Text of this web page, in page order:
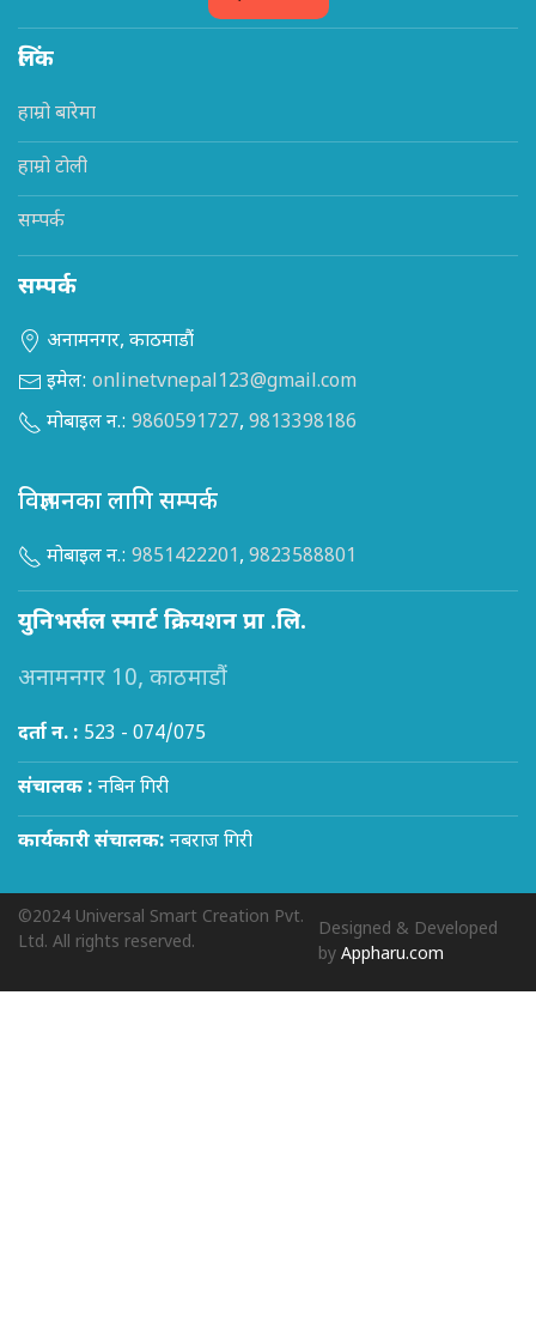
लिंक
हाम्रो बारेमा
हाम्रो टोली
सम्पर्क
सम्पर्क
अनामनगर, काठमाडौं
इमेल: onlinetvnepal123@gmail.com
मोबाइल न.: 9860591727, 9813398186
विज्ञापनका लागि सम्पर्क
मोबाइल न.: 9851422201, 9823588801
युनिभर्सल स्मार्ट क्रियशन प्रा .लि.
अनामनगर 10, काठमाडौं
दर्ता न. : 523 - 074/075
संचालक : नबिन गिरी
कार्यकारी संचालक: नबराज गिरी
©2024 Universal Smart Creation Pvt.
Ltd. All rights reserved.
Designed & Developed
byAppharu.com